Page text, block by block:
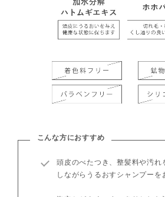
こんな方におすすめ
頭皮のべたつき、整髪料や汚れ
しながらうるおすシャンプーを